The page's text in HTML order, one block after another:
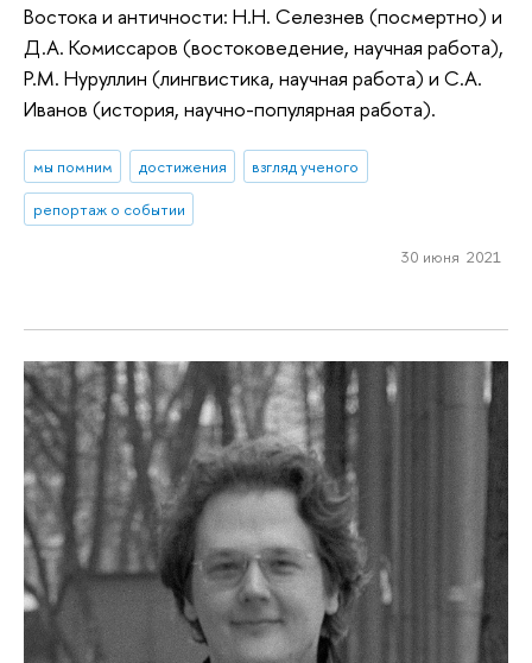
Востока и античности: Н.Н. Селезнев (посмертно) и
Д.А. Комиссаров (востоковедение, научная работа),
Р.М. Нуруллин (лингвистика, научная работа) и С.А.
Иванов (история, научно-популярная работа).
мы помним достижения
взгляд ученого
репортаж о событии
30 июня 2021